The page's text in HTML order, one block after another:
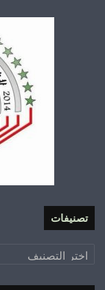
تصنيفات
تصنيفات